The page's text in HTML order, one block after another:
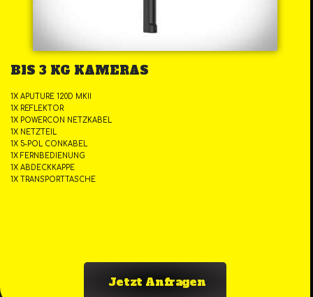
BIS 3 KG KAMERAS
1X APUTURE 120D MKII
1X REFLEKTOR
1X POWERCON NETZKABEL
1X NETZTEIL
1X 5-POL CONKABEL
1X FERNBEDIENUNG
1X ABDECKKAPPE
1X TRANSPORTTASCHE
Jetzt Anfragen